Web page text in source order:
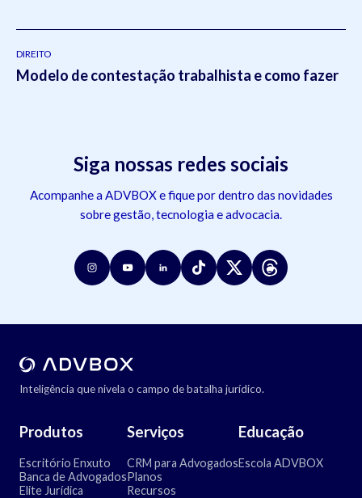
DIREITO
Modelo de contestação trabalhista e como fazer
Siga nossas redes sociais
Acompanhe a ADVBOX e fique por dentro das novidades
sobre gestão, tecnologia e advocacia.
Inteligência que nivela o campo de batalha jurídico.
Produtos
Escritório Enxuto
Banca de Advogados
Elite Jurídica
Serviços
CRM para Advogados
Planos
Recursos
Educação
Escola ADVBOX